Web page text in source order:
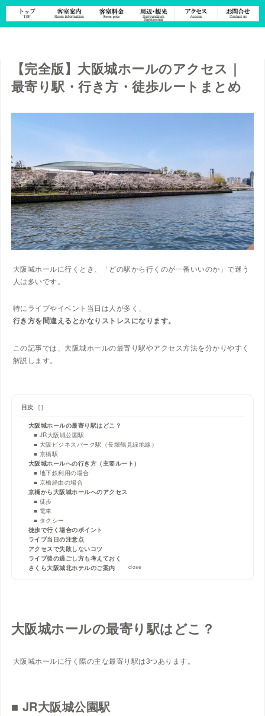
【完全版】大阪城ホールのアクセス｜
最寄り駅・行き方・徒歩ルートまとめ
大阪城ホールに行くとき、「どの駅から行くのが一番いいのか」で迷う
人は多いです。
特にライブやイベント当日は人が多く、
行き方を間違えるとかなりストレスになります。
この記事では、大阪城ホールの最寄り駅やアクセス方法を分かりやすく
解説します。
目次 [
close
]
大阪城ホールの最寄り駅はどこ？
■ JR大阪城公園駅
■ 大阪ビジネスパーク駅（長堀鶴見緑地線）
■ 京橋駅
大阪城ホールへの行き方（主要ルート）
■ 地下鉄利用の場合
■ 京橋経由の場合
京橋から大阪城ホールへのアクセス
■ 徒歩
■ 電車
■ タクシー
徒歩で行く場合のポイント
ライブ当日の注意点
アクセスで失敗しないコツ
ライブ後の過ごし方も考えておく
さくら大阪城北ホテルのご案内
大阪城ホールの最寄り駅はどこ？
大阪城ホールに行く際の主な最寄り駅は3つあります。
■ JR大阪城公園駅